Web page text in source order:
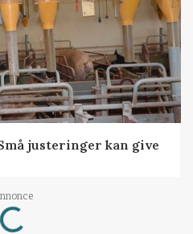
justeringer kan give
Loading...